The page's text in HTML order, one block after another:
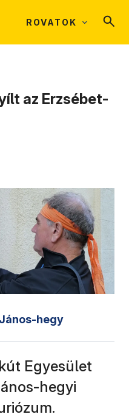
ROVATOK
az Erzsébet-
János-hegy
Egyesület
hegyi